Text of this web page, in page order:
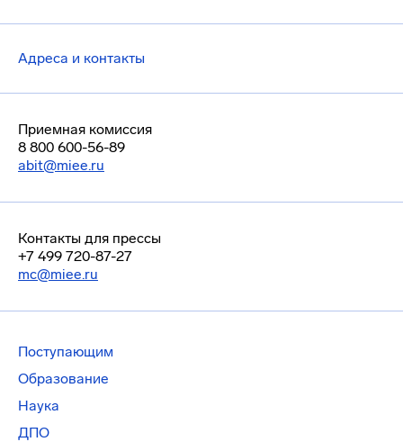
Адреса и контакты
Приемная комиссия
8 800 600-56-89
abit@miee.ru
Контакты для прессы
+7 499 720-87-27
mc@miee.ru
Поступающим
Образование
Наука
ДПО